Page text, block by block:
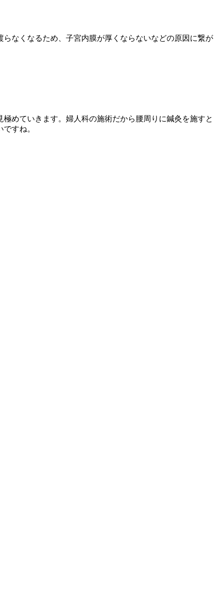
なくなるため、子宮内膜が厚くならないなどの原因に繋が
めていきます。婦人科の施術だから腰周りに鍼灸を施すと
すね。